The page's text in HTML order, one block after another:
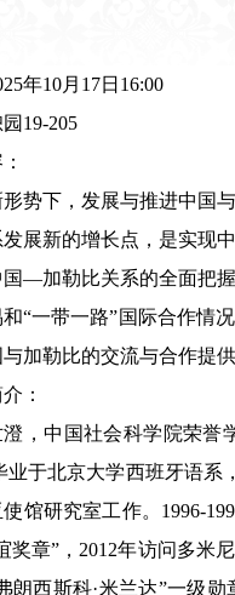
年10月 17日 16:00
19-205
势下，发展与推进中国
展新的增长点，是实现
—加勒比关系的全面把
和“一带一路”国际合作情
加勒比的交流与合作提
：
澄，中国社会科学院荣誉
业于北京大学西班牙语系，
馆研究室工作。 1996-
奖章” ， 2012年访问多米
朗西斯科·米兰达”一级勋